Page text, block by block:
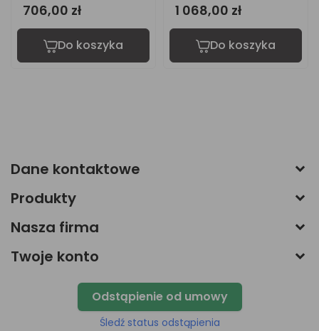
706,00 zł
Do koszyka
1 068,00 zł
Do koszyka
Dane kontaktowe
Produkty
Nasza firma
Twoje konto
Odstąpienie od umowy
Śledź status odstąpienia